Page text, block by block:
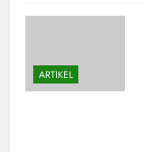
ARTIKEL